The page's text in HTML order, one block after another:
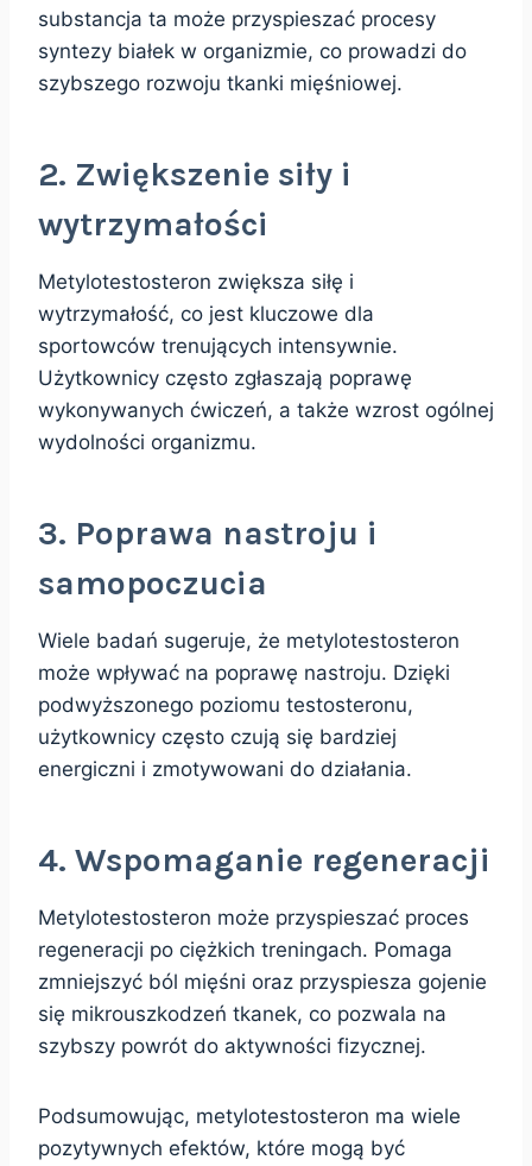
substancja ta może przyspieszać procesy
syntezy białek w organizmie, co prowadzi do
szybszego rozwoju tkanki mięśniowej.
2. Zwiększenie siły i
wytrzymałości
Metylotestosteron zwiększa siłę i
wytrzymałość, co jest kluczowe dla
sportowców trenujących intensywnie.
Użytkownicy często zgłaszają poprawę
wykonywanych ćwiczeń, a także wzrost ogólnej
wydolności organizmu.
3. Poprawa nastroju i
samopoczucia
Wiele badań sugeruje, że metylotestosteron
może wpływać na poprawę nastroju. Dzięki
podwyższonego poziomu testosteronu,
użytkownicy często czują się bardziej
energiczni i zmotywowani do działania.
4. Wspomaganie regeneracji
Metylotestosteron może przyspieszać proces
regeneracji po ciężkich treningach. Pomaga
zmniejszyć ból mięśni oraz przyspiesza gojenie
się mikrouszkodzeń tkanek, co pozwala na
szybszy powrót do aktywności fizycznej.
Podsumowując, metylotestosteron ma wiele
pozytywnych efektów, które mogą być